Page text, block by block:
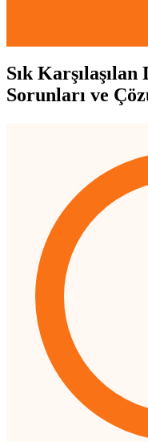
Sık Karşılaşılan
Sorunları ve